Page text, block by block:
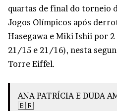
quartas de final do torneio
Jogos Olímpicos após
Hasegawa e Miki Ishii por
21/15 e 21/16), nesta
Torre Eiffel.
ANA PATRÍCIA E DUDA
🇧🇷